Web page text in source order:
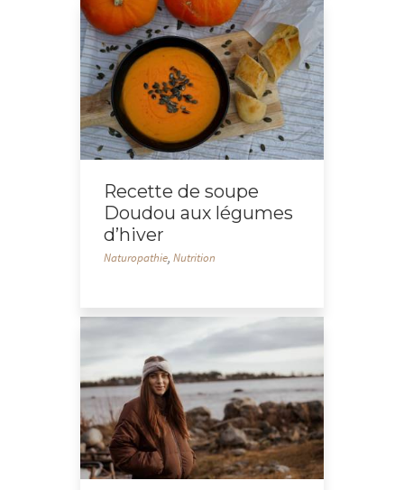
Recette de soupe
Doudou aux légumes
d’hiver
Naturopathie,Nutrition